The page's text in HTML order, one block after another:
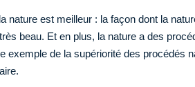
nature est meilleur : la façon dont la
beau. Et en plus, la nature a des
de la supériorité des procédés